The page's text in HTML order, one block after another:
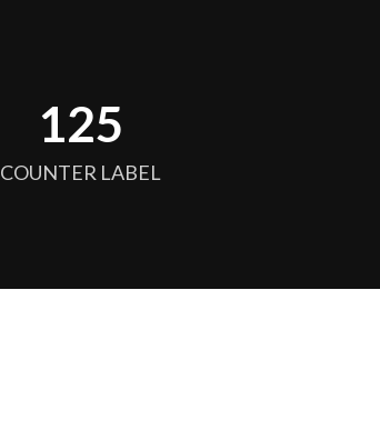
128
COUNTER LABEL